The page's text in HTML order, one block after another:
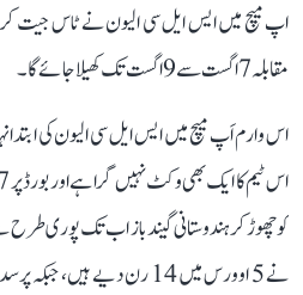
اپ میچ میں ایس ایل سی الیون نے ٹاس جیت کر
مقابلہ 7 اگست سے 9 اگست تک کھیلا جائے گا۔
کو چھوڑ کر ہندوستانی گیندباز اب تک پوری